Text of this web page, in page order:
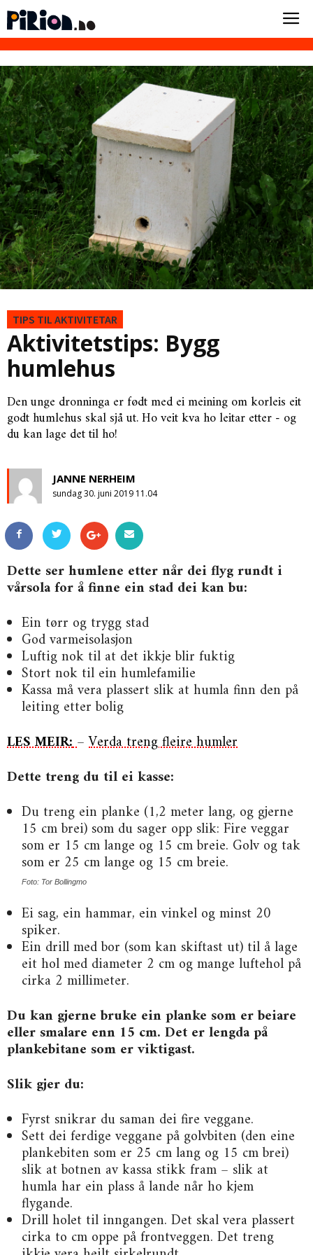
TIPS TIL AKTIVITETAR
Aktivitetstips: Bygg
humlehus
Den unge dronninga er født med ei meining om korleis eit
godt humlehus skal sjå ut. Ho veit kva ho leitar etter - og
du kan lage det til ho!
JANNE NERHEIM
sundag 30. juni 2019 11.04
Dette ser humlene etter når dei flyg rundt i
vårsola for å finne ein stad dei kan bu:
Ein tørr og trygg stad
God varmeisolasjon
Luftig nok til at det ikkje blir fuktig
Stort nok til ein humlefamilie
Kassa må vera plassert slik at humla finn den på
leiting etter bolig
LES MEIR: –Verda treng fleire humler
Dette treng du til ei kasse:
Du treng ein planke (1,2 meter lang, og gjerne
15 cm brei) som du sager opp slik: Fire veggar
som er 15 cm lange og 15 cm breie. Golv og tak
som er 25 cm lange og 15 cm breie.
Foto: Tor Bollingmo
Ei sag, ein hammar, ein vinkel og minst 20
spiker.
Ein drill med bor (som kan skiftast ut) til å lage
eit hol med diameter 2 cm og mange luftehol på
cirka 2 millimeter.
Du kan gjerne bruke ein planke som er beiare
eller smalare enn 15 cm. Det er lengda på
plankebitane som er viktigast.
Slik gjer du:
Fyrst snikrar du saman dei fire veggane.
Sett dei ferdige veggane på golvbiten (den eine
plankebiten som er 25 cm lang og 15 cm brei)
slik at botnen av kassa stikk fram – slik at
humla har ein plass å lande når ho kjem
flygande.
Drill holet til inngangen. Det skal vera plassert
cirka to cm oppe på frontveggen. Det treng